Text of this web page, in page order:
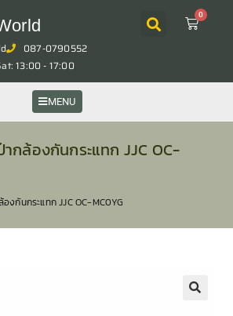
0
087-0790552
13:00 - 17:00
MENU
กล้องกันกระแทก JJC OC-
งกันกระแทก JJC OC-MC0YG